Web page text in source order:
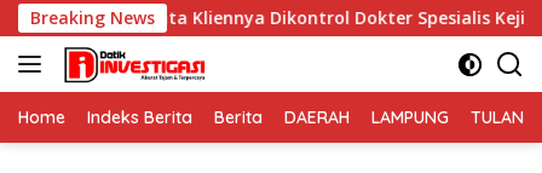
Langsung
ke
konten
Breaking News
Minta Kliennya Dikontrol Dokter Spesialis Kejiwaan
Home Indeks Berita Berita DAERAH LAMPUNG TULANG